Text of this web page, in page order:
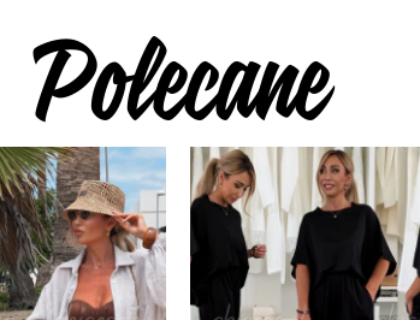
Polecane